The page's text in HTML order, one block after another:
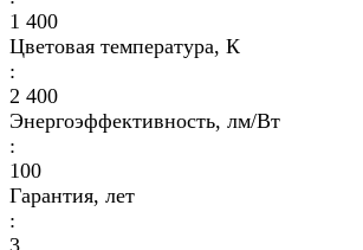
1 400
Цветовая температура, К
:
2 400
Энергоэффективность, лм/Вт
:
100
Гарантия, лет
:
3